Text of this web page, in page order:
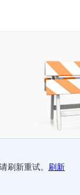
刷新重试。 刷新